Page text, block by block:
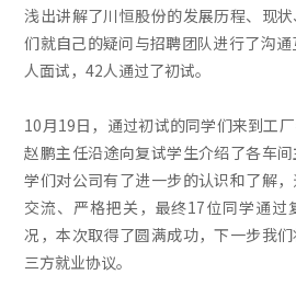
浅出讲解了川恒股份的发展历程、现
们就自己的疑问与招聘团队进行了沟
人面试，42人通过了初试。
10月19日，通过初试的同学们来到工
赵鹏主任沿途向复试学生介绍了各车
学们对公司有了进一步的认识和了解
交流、严格把关，最终17位同学通过
况，本次取得了圆满成功，下一步我
三方就业协议。